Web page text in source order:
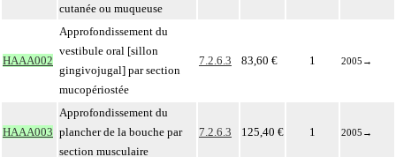
cutanée ou muqueuse
HAAA002
Approfondissement du
vestibule oral [sillon
gingivojugal] par section
mucopériostée
7.2.6.3 83,60 € 1 2005 →
HAAA003
Approfondissement du
plancher de la bouche par
section musculaire
7.2.6.3 125,40 € 1 2005 →